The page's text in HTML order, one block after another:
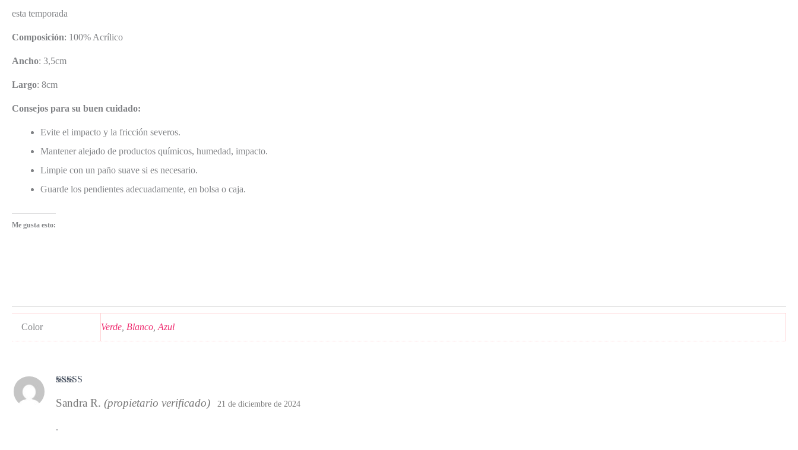
esta temporada
Composición: 100% Acrílico
Ancho: 3,5cm
Largo: 8cm
Consejos para su buen cuidado:
Evite el impacto y la fricción severos.
Mantener alejado de productos químicos, humedad, impacto.
Limpie con un paño suave si es necesario.
Guarde los pendientes adecuadamente, en bolsa o caja.
Me gusta esto:
Color Verde Blanco Azul
5de 5
Sandra R. (propietario verificado) 21 de diciembre de 2024
.